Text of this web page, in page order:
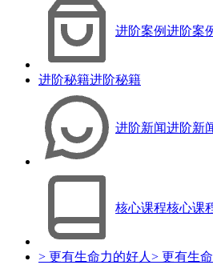
进阶案例进阶案
进阶秘籍进阶秘籍
进阶新闻进阶新
核心课程核心课
> 更有生命力的好人 > 更有生